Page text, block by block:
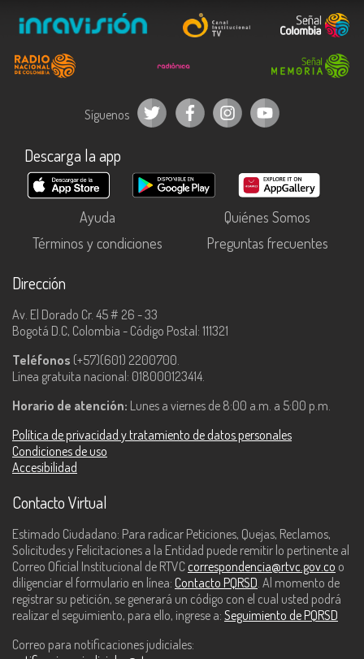
Síguenos
Descarga la app
Ayuda
Quiénes Somos
Términos y condiciones
Preguntas frecuentes
Dirección
Av. El Dorado Cr. 45 # 26 - 33
Bogotá D.C, Colombia - Código Postal: 111321
Teléfonos (+57)(601) 2200700.
Línea gratuita nacional: 018000123414.
Horario de atención: Lunes a viernes de 8:00 a.m. a 5:00 p.m.
Política de privacidad y tratamiento de datos personales
Condiciones de uso
Accesibilidad
Contacto Virtual
Estimado Ciudadano: Para radicar Peticiones, Quejas, Reclamos,
Solicitudes y Felicitaciones a la Entidad puede remitir lo pertinente al
Correo Oficial Institucional de RTVC correspondencia@rtvc.gov.co o
diligenciar el formulario en línea: Contacto PQRSD. Al momento de
registrar su petición, se generará un código con el cual usted podrá
realizar el seguimiento, para ello, ingrese a: Seguimiento de PQRSD
Correo para notificaciones judiciales: